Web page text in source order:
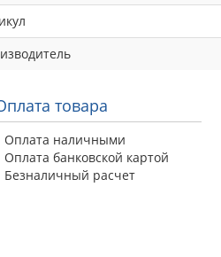
товара
Оплата наличными
Оплата банковской картой
Безналичный расчет